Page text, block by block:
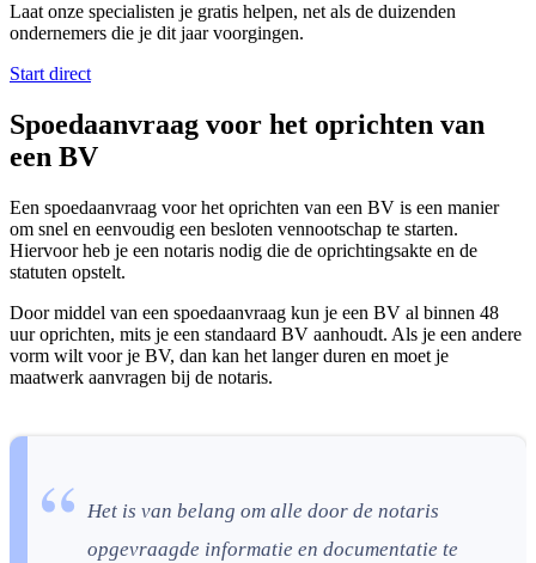
Laat onze specialisten je gratis helpen, net als de duizenden
ondernemers die je dit jaar voorgingen.
Start direct
Spoedaanvraag voor het oprichten van
een BV
Een spoedaanvraag voor het oprichten van een BV is een manier
om snel en eenvoudig een besloten vennootschap te starten.
Hiervoor heb je een notaris nodig die de oprichtingsakte en de
statuten opstelt.
Door middel van een spoedaanvraag kun je een BV al binnen 48
uur oprichten, mits je een standaard BV aanhoudt. Als je een andere
vorm wilt voor je BV, dan kan het langer duren en moet je
maatwerk aanvragen bij de notaris.
Het is van belang om alle door de notaris
opgevraagde informatie en documentatie te